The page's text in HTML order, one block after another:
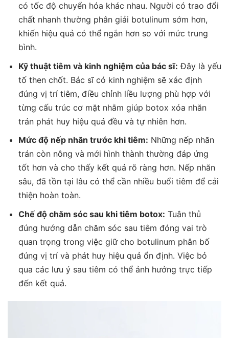
có tốc độ chuyển hóa khác nhau. Người có trao đổi
chất nhanh thường phân giải botulinum sớm hơn,
khiến hiệu quả có thể ngắn hơn so với mức trung
bình.
Kỹ thuật tiêm và kinh nghiệm của bác sĩ: Đây là yếu
tố then chốt. Bác sĩ có kinh nghiệm sẽ xác định
đúng vị trí tiêm, điều chỉnh liều lượng phù hợp với
từng cấu trúc cơ mặt nhằm giúp botox xóa nhăn
trán phát huy hiệu quả đều và tự nhiên hơn.
Mức độ nếp nhăn trước khi tiêm: Những nếp nhăn
trán còn nông và mới hình thành thường đáp ứng
tốt hơn và cho thấy kết quả rõ ràng hơn. Nếp nhăn
sâu, đã tồn tại lâu có thể cần nhiều buổi tiêm để cải
thiện hoàn toàn.
Chế độ chăm sóc sau khi tiêm botox: Tuân thủ
đúng hướng dẫn chăm sóc sau tiêm đóng vai trò
quan trọng trong việc giữ cho botulinum phân bố
đúng vị trí và phát huy hiệu quả ổn định. Việc bỏ
qua các lưu ý sau tiêm có thể ảnh hưởng trực tiếp
đến kết quả.